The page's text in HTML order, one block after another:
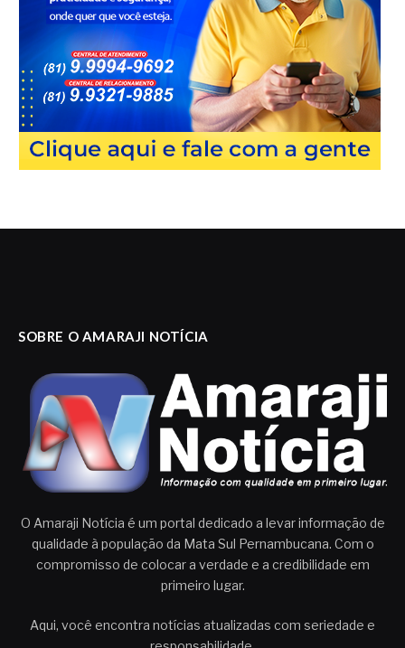
SOBRE O AMARAJI NOTÍCIA
O Amaraji Notícia é um portal dedicado a levar informação de
qualidade à população da Mata Sul Pernambucana. Com o
compromisso de colocar a verdade e a credibilidade em
primeiro lugar.
Aqui, você encontra notícias atualizadas com seriedade e